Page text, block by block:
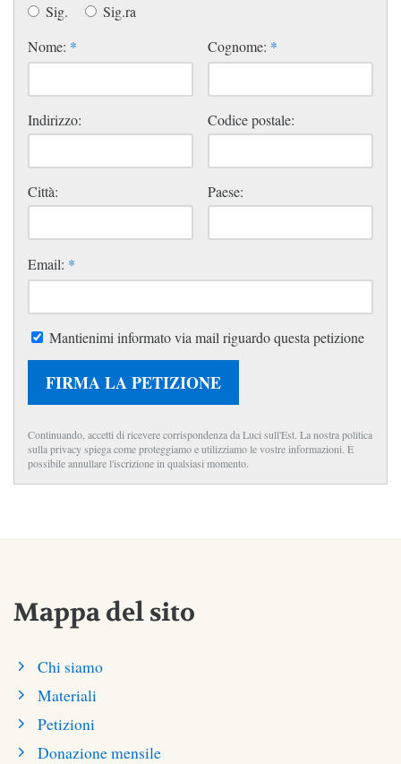
Sig.
Sig.ra
Nome: * Cognome: *
Indirizzo: Codice postale:
Città: Paese:
Email: *
Mantienimi informato via mail riguardo questa petizione
FIRMA LA PETIZIONE
Continuando, accetti di ricevere corrispondenza da Luci sull'Est. La nostra politica
sulla privacy spiega come proteggiamo e utilizziamo le vostre informazioni. È
possibile annullare l'iscrizione in qualsiasi momento.
Mappa del sito
Chi siamo
Materiali
Petizioni
Donazione mensile